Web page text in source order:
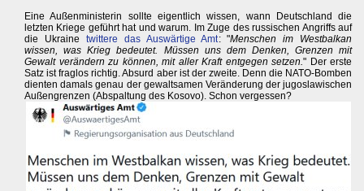
Eine Außenministerin sollte eigentlich wissen, wann Deutschland die
letzten Kriege geführt hat und warum. Im Zuge des russischen Angriffs auf
die Ukraine twittere das Auswärtige Amt: "Menschen im Westbalkan
wissen, was Krieg bedeutet. Müssen uns dem Denken, Grenzen mit
Gewalt verändern zu können, mit aller Kraft entgegen setzen." Der erste
Satz ist fraglos richtig. Absurd aber ist der zweite. Denn die NATO-Bomben
dienten damals genau der gewaltsamen Veränderung der jugoslawischen
Außengrenzen (Abspaltung des Kosovo). Schon vergessen?